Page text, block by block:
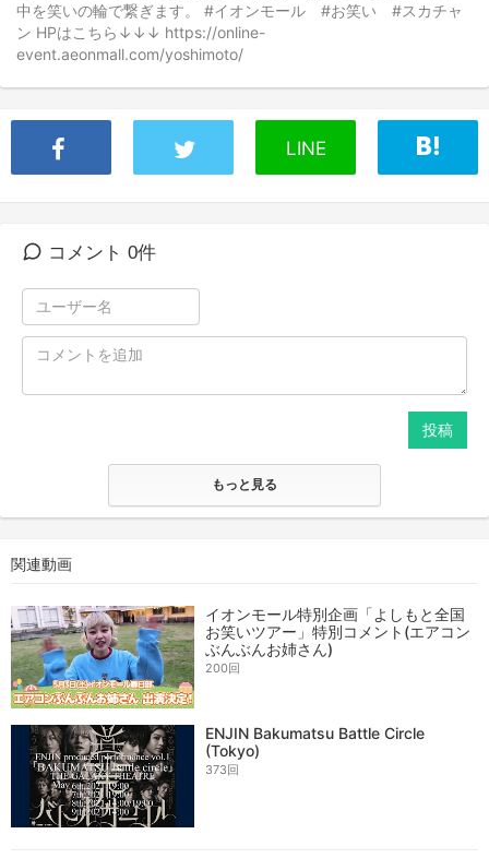
中を笑いの輪で繋ぎます。 #イオンモール #お笑い #スカチャ
ン HPはこちら↓↓↓ https://online-
event.aeonmall.com/yoshimoto/
LINE
コメント 0件
投稿
もっと見る
関連動画
イオンモール特別企画「よしもと全国
お笑いツアー」特別コメント(エアコン
ぶんぶんお姉さん)
200回
ENJIN Bakumatsu Battle Circle
(Tokyo)
373回